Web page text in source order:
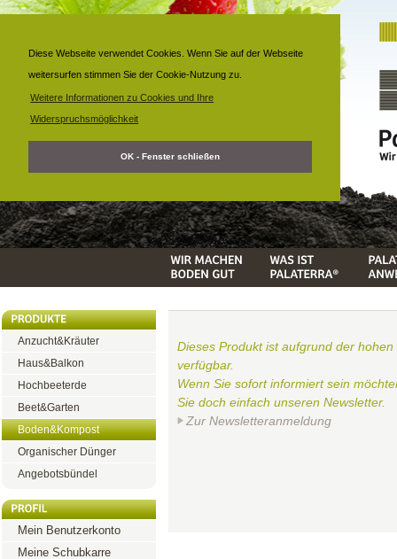
Diese Webseite verwendet Cookies. Wenn Sie auf der Webseite
weitersurfen stimmen Sie der Cookie-Nutzung zu.
Weitere Informationen zu Cookies und Ihre
Widerspruchsmöglichkeit
OK - Fenster schließen
Anzucht&Kräuter
Haus&Balkon
Hochbeeterde
Beet&Garten
Boden&Kompost
Organischer Dünger
Angebotsbündel
Mein Benutzerkonto
Meine Schubkarre
Dieses Produkt ist aufgrund der
verfügbar.
Wenn Sie sofort informiert sein
Sie doch einfach unseren Newsletter.
Zur Newsletteranmeldung